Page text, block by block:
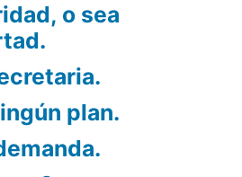
o sea
plan.